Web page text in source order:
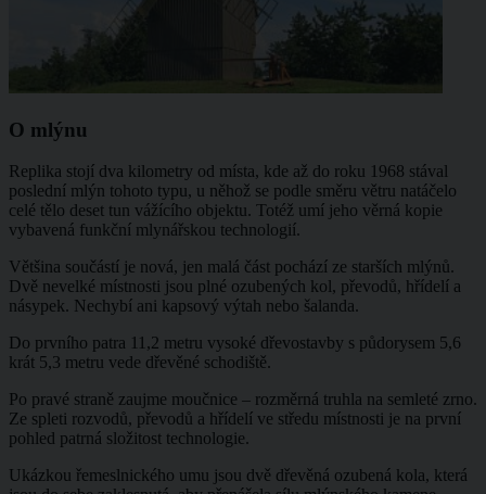
O mlýnu
Replika stojí dva kilometry od místa, kde až do roku 1968 stával
poslední mlýn tohoto typu, u něhož se podle směru větru natáčelo
celé tělo deset tun vážícího objektu. Totéž umí jeho věrná kopie
vybavená funkční mlynářskou technologií.
Většina součástí je nová, jen malá část pochází ze starších mlýnů.
Dvě nevelké místnosti jsou plné ozubených kol, převodů, hřídelí a
násypek. Nechybí ani kapsový výtah nebo šalanda.
Do prvního patra 11,2 metru vysoké dřevostavby s půdorysem 5,6
krát 5,3 metru vede dřevěné schodiště.
Po pravé straně zaujme moučnice – rozměrná truhla na semleté zrno.
Ze spleti rozvodů, převodů a hřídelí ve středu místnosti je na první
pohled patrná složitost technologie.
Ukázkou řemeslnického umu jsou dvě dřevěná ozubená kola, která